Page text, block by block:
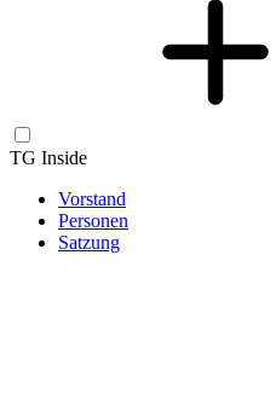
TG Inside
Vorstand
Personen
Satzung